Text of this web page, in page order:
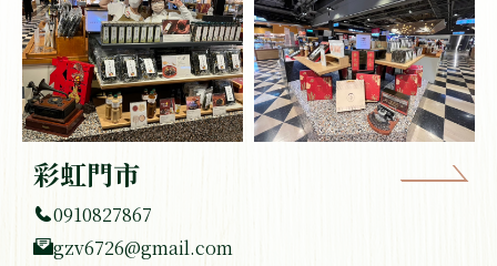
彩虹門市
0910827867
gzv6726@gmail.com